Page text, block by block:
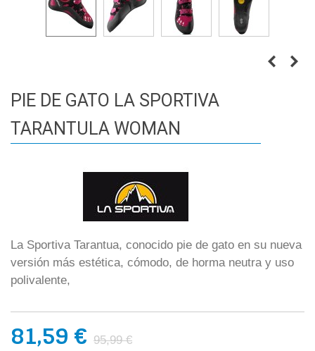
PIE DE GATO LA SPORTIVA
TARANTULA WOMAN
La Sportiva Tarantua, conocido pie de gato en su nueva
versión más estética, cómodo, de horma neutra y uso
polivalente,
81,59 € 95,99 €